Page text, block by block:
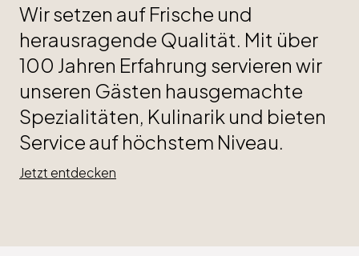
Wir setzen auf Frische und
herausragende Qualität. Mit über
100 Jahren Erfahrung servieren wir
unseren Gästen hausgemachte
Spezialitäten, Kulinarik und bieten
Service auf höchstem Niveau.
Jetzt entdecken